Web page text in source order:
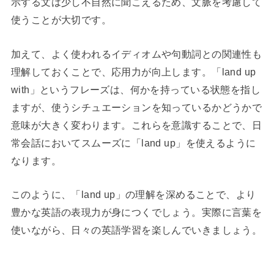
使うことが大切です。
加えて、よく使われるイディオムや句動詞との関連性も
理解しておくことで、応用力が向上します。「land up
with」というフレーズは、何かを持っている状態を指し
ますが、使うシチュエーションを知っているかどうかで
意味が大きく変わります。これらを意識することで、日
常会話においてスムーズに「land up」を使えるように
なります。
このように、「land up」の理解を深めることで、より
豊かな英語の表現力が身につくでしょう。実際に言葉を
使いながら、日々の英語学習を楽しんでいきましょう。